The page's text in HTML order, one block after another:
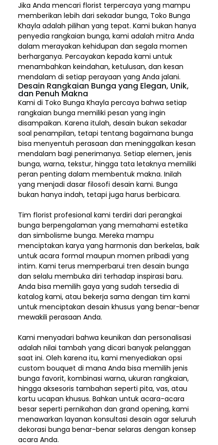
Jika Anda mencari florist terpercaya yang mampu
memberikan lebih dari sekadar bunga, Toko Bunga
Khayla adalah pilihan yang tepat. Kami bukan hanya
penyedia rangkaian bunga, kami adalah mitra Anda
dalam merayakan kehidupan dan segala momen
berharganya. Percayakan kepada kami untuk
menambahkan keindahan, ketulusan, dan kesan
mendalam di setiap perayaan yang Anda jalani.
Desain Rangkaian Bunga yang Elegan, Unik,
dan Penuh Makna
Kami di Toko Bunga Khayla percaya bahwa setiap
rangkaian bunga memiliki pesan yang ingin
disampaikan. Karena itulah, desain bukan sekadar
soal penampilan, tetapi tentang bagaimana bunga
bisa menyentuh perasaan dan meninggalkan kesan
mendalam bagi penerimanya. Setiap elemen, jenis
bunga, warna, tekstur, hingga tata letaknya memiliki
peran penting dalam membentuk makna. Inilah
yang menjadi dasar filosofi desain kami. Bunga
bukan hanya indah, tetapi juga harus berbicara.
Tim florist profesional kami terdiri dari perangkai
bunga berpengalaman yang memahami estetika
dan simbolisme bunga. Mereka mampu
menciptakan karya yang harmonis dan berkelas, baik
untuk acara formal maupun momen pribadi yang
intim. Kami terus memperbarui tren desain bunga
dan selalu membuka diri terhadap inspirasi baru.
Anda bisa memilih gaya yang sudah tersedia di
katalog kami, atau bekerja sama dengan tim kami
untuk menciptakan desain khusus yang benar-benar
mewakili perasaan Anda.
Kami menyadari bahwa keunikan dan personalisasi
adalah nilai tambah yang dicari banyak pelanggan
saat ini. Oleh karena itu, kami menyediakan opsi
custom bouquet di mana Anda bisa memilih jenis
bunga favorit, kombinasi warna, ukuran rangkaian,
hingga aksesoris tambahan seperti pita, vas, atau
kartu ucapan khusus. Bahkan untuk acara-acara
besar seperti pernikahan dan grand opening, kami
menawarkan layanan konsultasi desain agar seluruh
dekorasi bunga benar-benar selaras dengan konsep
acara Anda.